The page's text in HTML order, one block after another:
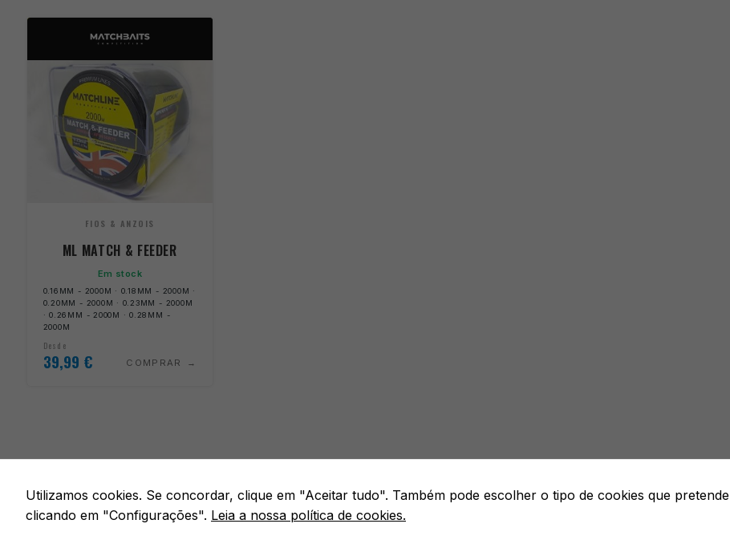
FIOS & ANZOIS
ML MATCH & FEEDER
Em stock
0.16MM - 2000M · 0.18MM - 2000M ·
0.20MM - 2000M · 0.23MM - 2000M
· 0.26MM - 2000M · 0.28MM -
2000M
Desde
39,99 € COMPRAR
Utilizamos cookies. Se concordar, clique em "Aceitar tudo". Também pode escolher o tipo de cookies que pretende
clicando em "Configurações". Leia a nossa política de cookies.